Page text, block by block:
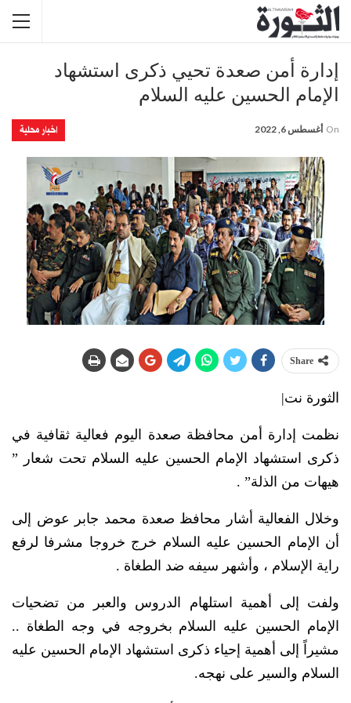
إدارة أمن صعدة تحيي ذكرى استشهاد
الإمام الحسين عليه السلام
اخبار محلية On أغسطس 6, 2022
Share
الثورة نت|
نظمت إدارة أمن محافظة صعدة اليوم فعالية ثقافية في
ذكرى استشهاد الإمام الحسين عليه السلام تحت شعار ”
هيهات من الذلة” .
وخلال الفعالية أشار محافظ صعدة محمد جابر عوض إلى
أن الإمام الحسين عليه السلام خرج خروجا مشرفا لرفع
راية الإسلام ، وأشهر سيفه ضد الطغاة .
ولفت إلى أهمية استلهام الدروس والعبر من تضحيات
الإمام الحسين عليه السلام بخروجه في وجه الطغاة ..
مشيراً إلى أهمية إحياء ذكرى استشهاد الإمام الحسين عليه
السلام والسير على نهجه.